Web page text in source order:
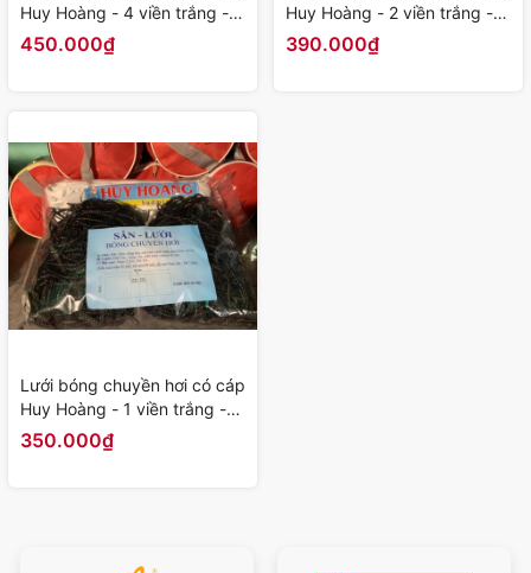
Huy Hoàng - 4 viền trắng -
Hàng Chính Hãng
450.000₫
Huy Hoàng - 2 viền trắng -
Hàng Chính Hãng
390.000₫
Lưới bóng chuyền hơi có cáp
Huy Hoàng - 1 viền trắng -
Hàng Chính Hãng
350.000₫